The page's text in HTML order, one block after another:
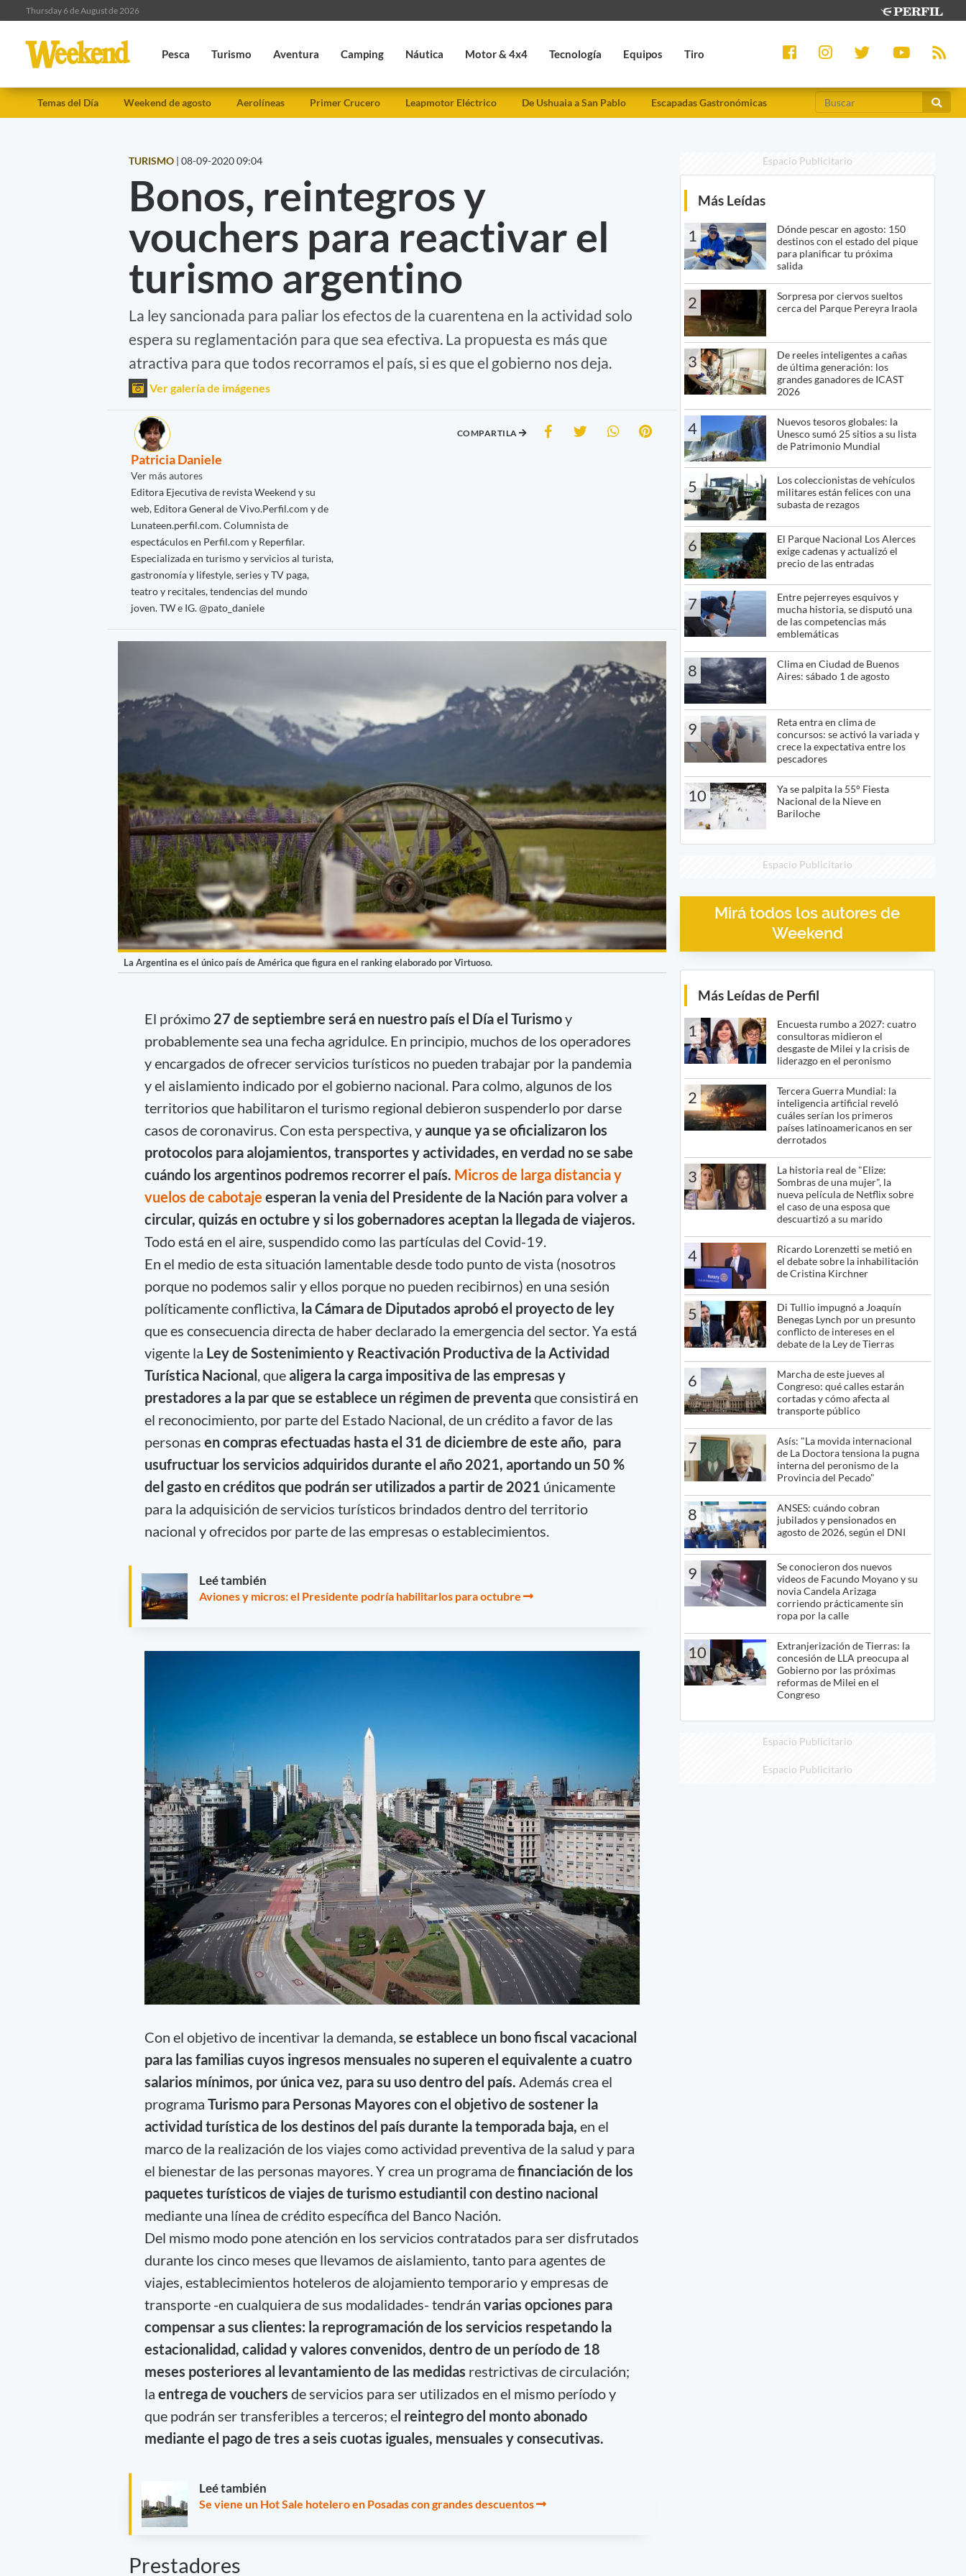
Thursday 6 de August de 2026
Pesca Turismo Aventura Camping Náutica Motor & 4x4 Tecnología Equipos Tiro
Temas del Día Weekend de agosto Aerolíneas Primer Crucero Leapmotor Eléctrico De Ushuaia a San Pablo Escapadas Gastronómicas
TURISMO | 08-09-2020 09:04
Bonos, reintegros y
vouchers para reactivar el
turismo argentino
La ley sancionada para paliar los efectos de la cuarentena en la actividad solo
espera su reglamentación para que sea efectiva. La propuesta es más que
atractiva para que todos recorramos el país, si es que el gobierno nos deja.
Ver galería de imágenes
Patricia Daniele
Ver más autores
Editora Ejecutiva de revista Weekend y su
web, Editora General de Vivo.Perfil.com y de
Lunateen.perfil.com. Columnista de
espectáculos en Perfil.com y Reperfilar.
Especializada en turismo y servicios al turista,
gastronomía y lifestyle, series y TV paga,
teatro y recitales, tendencias del mundo
joven. TW e IG. @pato_daniele
COMPARTILA
La Argentina es el único país de América que figura en el ranking elaborado por Virtuoso.
El próximo 27 de septiembre será en nuestro país el Día el Turismoy
probablemente sea una fecha agridulce. En principio, muchos de los operadores
y encargados de ofrecer servicios turísticos no pueden trabajar por la pandemia
y el aislamiento indicado por el gobierno nacional. Para colmo, algunos de los
territorios que habilitaron el turismo regional debieron suspenderlo por darse
casos de coronavirus. Con esta perspectiva, yaunque ya se oficializaron los
protocolos para alojamientos, transportes y actividades, en verdad no se sabe
cuándo los argentinos podremos recorrer el país. Micros de larga distancia y
vuelos de cabotaje esperan la venia del Presidente de la Nación para volver a
circular, quizás en octubre y si los gobernadores aceptan la llegada de viajeros.
Todo está en el aire, suspendido como las partículas del Covid-19.
En el medio de esta situación lamentable desde todo punto de vista (nosotros
porque no podemos salir y ellos porque no pueden recibirnos) en una sesión
políticamente conflictiva, la Cámara de Diputados aprobó el proyecto de ley
que es consecuencia directa de haber declarado la emergencia del sector. Ya está
vigente la Ley de Sostenimiento y Reactivación Productiva de la Actividad
Turística Nacional , quealigera la carga impositiva de las empresas y
prestadores a la par que se establece un régimen de preventaque consistirá en
el reconocimiento, por parte del Estado Nacional, de un crédito a favor de las
personas en compras efectuadas hasta el 31 de diciembre de este año, para
usufructuar los servicios adquiridos durante el año 2021, aportando un 50 %
del gasto en créditos que podrán ser utilizados a partir de 2021 únicamente
para la adquisición de servicios turísticos brindados dentro del territorio
nacional y ofrecidos por parte de las empresas o establecimientos.
Leé también
Aviones y micros: el Presidente podría habilitarlos para octubre
Con el objetivo de incentivar la demanda,se establece un bono fiscal vacacional
para las familias cuyos ingresos mensuales no superen el equivalente a cuatro
salarios mínimos, por única vez, para su uso dentro del país. Además crea el
programa Turismo para Personas Mayores con el objetivo de sostener la
actividad turística de los destinos del país durante la temporada baja, en el
marco de la realización de los viajes como actividad preventiva de la salud y para
el bienestar de las personas mayores. Y crea un programa definanciación de los
paquetes turísticos de viajes de turismo estudiantil con destino nacional
mediante una línea de crédito específica del Banco Nación.
Del mismo modo pone atención en los servicios contratados para ser disfrutados
durante los cinco meses que llevamos de aislamiento, tanto para agentes de
viajes, establecimientos hoteleros de alojamiento temporario y empresas de
transporte -en cualquiera de sus modalidades- tendrán varias opciones para
compensar a sus clientes: la reprogramación de los servicios respetando la
estacionalidad, calidad y valores convenidos, dentro de un período de 18
meses posteriores al levantamiento de las medidas restrictivas de circulación;
la entrega de vouchers de servicios para ser utilizados en el mismo período y
que podrán ser transferibles a terceros; el reintegro del monto abonado
mediante el pago de tres a seis cuotas iguales, mensuales y consecutivas.
Leé también
Se viene un Hot Sale hotelero en Posadas con grandes descuentos
Prestadores
Espacio Publicitario
Más Leídas
1
Dónde pescar en agosto: 150
destinos con el estado del pique
para planificar tu próxima
salida
2
Sorpresa por ciervos sueltos
cerca del Parque Pereyra Iraola
3
De reeles inteligentes a cañas
de última generación: los
grandes ganadores de ICAST
2026
4
Nuevos tesoros globales: la
Unesco sumó 25 sitios a su lista
de Patrimonio Mundial
5
Los coleccionistas de vehículos
militares están felices con una
subasta de rezagos
6
El Parque Nacional Los Alerces
exige cadenas y actualizó el
precio de las entradas
7
Entre pejerreyes esquivos y
mucha historia, se disputó una
de las competencias más
emblemáticas
8
Clima en Ciudad de Buenos
Aires: sábado 1 de agosto
9
Reta entra en clima de
concursos: se activó la variada y
crece la expectativa entre los
pescadores
10
Ya se palpita la 55° Fiesta
Nacional de la Nieve en
Bariloche
Espacio Publicitario
Mirá todos los autores de
Weekend
Más Leídas de Perfil
1
Encuesta rumbo a 2027: cuatro
consultoras midieron el
desgaste de Milei y la crisis de
liderazgo en el peronismo
2
Tercera Guerra Mundial: la
inteligencia artificial reveló
cuáles serían los primeros
países latinoamericanos en ser
derrotados
3
La historia real de "Elize:
Sombras de una mujer", la
nueva película de Netflix sobre
el caso de una esposa que
descuartizó a su marido
4
Ricardo Lorenzetti se metió en
el debate sobre la inhabilitación
de Cristina Kirchner
5
Di Tullio impugnó a Joaquín
Benegas Lynch por un presunto
conflicto de intereses en el
debate de la Ley de Tierras
6
Marcha de este jueves al
Congreso: qué calles estarán
cortadas y cómo afecta al
transporte público
7
Asís: "La movida internacional
de La Doctora tensiona la pugna
interna del peronismo de la
Provincia del Pecado"
8
ANSES: cuándo cobran
jubilados y pensionados en
agosto de 2026, según el DNI
9
Se conocieron dos nuevos
videos de Facundo Moyano y su
novia Candela Arizaga
corriendo prácticamente sin
ropa por la calle
10
Extranjerización de Tierras: la
concesión de LLA preocupa al
Gobierno por las próximas
reformas de Milei en el
Congreso
Espacio Publicitario
Espacio Publicitario